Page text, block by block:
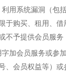
用系统漏洞（包
于购买、租用、
不予提供会员服
加会员服务或参
、会员权益等）